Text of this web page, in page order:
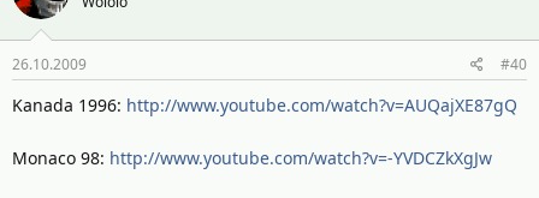
26.10.2009 #40
Kanada 1996: http://www.youtube.com/watch?v=AUQajXE87gQ
Monaco 98: http://www.youtube.com/watch?v=-YVDCZkXgJw